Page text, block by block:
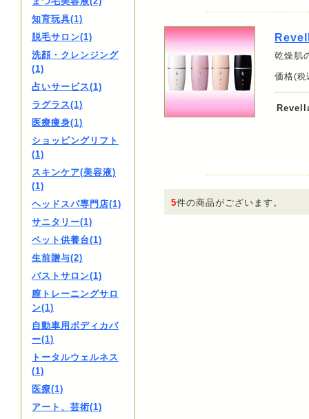
知育玩具(1)
脱毛サロン(1)
洗顔・クレンジング
(1)
占いサービス(1)
ラグラス(1)
医療痩身(1)
ショッピングリフト
(1)
スキンケア(美容液)
(1)
ヘッドスパ専門店(1)
サニタリー(1)
ペット供養台(1)
生前贈与(2)
バストサロン(1)
膣トレーニングサロ
ン(1)
自動車用ボディカバ
ー(1)
トータルウェルネス
(1)
医療(1)
アート、芸術(1)
乾燥肌
価格(税
5件の商品がございます。